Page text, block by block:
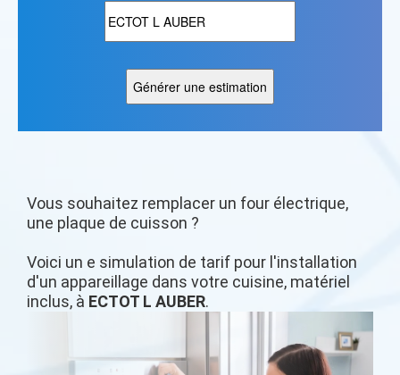
Vous souhaitez remplacer un four électrique,
une plaque de cuisson ?
Voici un e simulation de tarif pour l'installation
d'un appareillage dans votre cuisine, matériel
inclus, à ECTOT L AUBER.